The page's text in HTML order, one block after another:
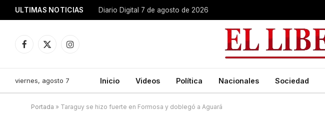
ULTIMAS NOTICIAS Diario Digital 7 de agosto de 2026
Facebook
X
Instagram
viernes, agosto 7 Inicio Videos Política Nacionales Sociedad
Portada » Taraguy se hizo fuerte en Formosa y doblegó a Aguará